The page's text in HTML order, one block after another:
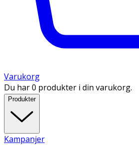
Varukorg
Du har 0 produkter i din varukorg.
Produkter
Kampanjer